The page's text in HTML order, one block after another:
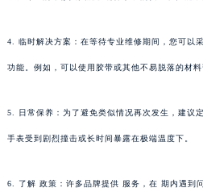
4. 临时解决方案：在等待专业维修期间，您可以
功能。例如，可以使用胶带或其他不易脱落的材料
5. 日常保养：为了避免类似情况再次发生，建议
手表受到剧烈撞击或长时间暴露在极端温度下。
6. 了解 政策：许多品牌提供 服务，在 期内遇到